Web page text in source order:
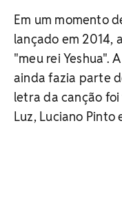
Em um momento
lançado em 2014,
"meu rei Yeshua".
ainda fazia parte
letra da canção
Luz, Luciano Pinto